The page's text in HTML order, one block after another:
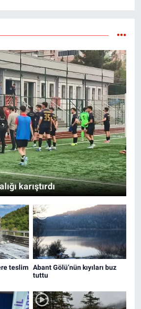
teslim Abant Gölü’nün kıyıları buz
tuttu
karıştırdı